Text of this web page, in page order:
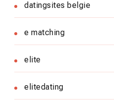
datingsites belgie
e matching
elite
elitedating